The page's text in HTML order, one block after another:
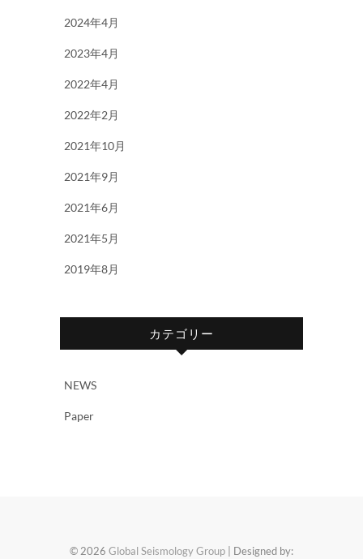
2024年4月
2023年4月
2022年4月
2022年2月
2021年10月
2021年9月
2021年6月
2021年5月
2019年8月
カテゴリー
NEWS
Paper
© 2026 Global Seismology Group | Designed by: